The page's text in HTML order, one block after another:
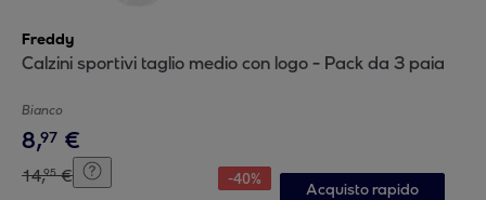
Freddy
Calzini sportivi taglio medio con logo - Pack da 3 paia
Bianco
8,97 €
14,95 € -40%
Acquisto rapido